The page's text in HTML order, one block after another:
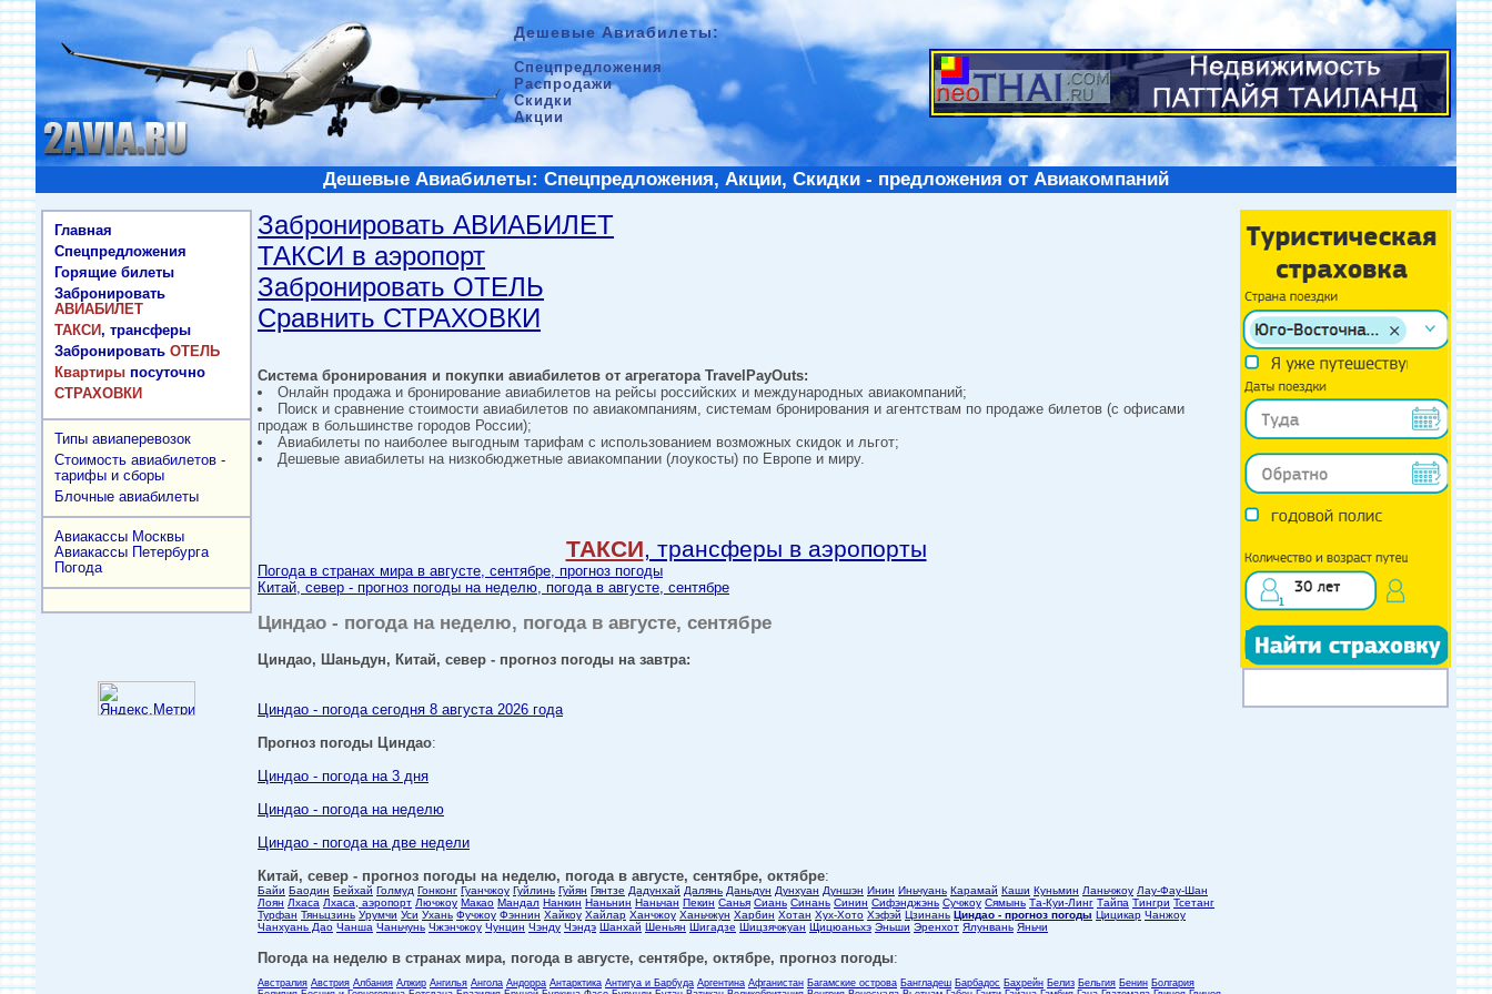
Дешевые Авиабилеты:
Спецпредложения
Распродажи
Скидки
Акции
Дешевые Авиабилеты: Спецпредложения, Акции, Скидки - предложения от Авиакомпаний
Главная
Спецпредложения
Горящие билеты
Забронировать
АВИАБИЛЕТ
ТАКСИ, трансферы
Забронировать ОТЕЛЬ
Квартиры посуточно
СТРАХОВКИ
Типы авиаперевозок
Стоимость авиабилетов -
тарифы и сборы
Блочные авиабилеты
Авиакассы Москвы
Авиакассы Петербурга
Погода
Забронировать АВИАБИЛЕТ
ТАКСИ в аэропорт
Забронировать ОТЕЛЬ
Сравнить СТРАХОВКИ
Система бронирования и покупки авиабилетов от агрегатора TravelPayOuts:
Онлайн продажа и бронирование авиабилетов на рейсы российских и международных авиакомпаний;
Поиск и сравнение стоимости авиабилетов по авиакомпаниям, системам бронирования и агентствам по продаже билетов (с офисами
продаж в большинстве городов России);
Авиабилеты по наиболее выгодным тарифам с использованием возможных скидок и льгот;
Дешевые авиабилеты на низкобюджетные авиакомпании (лоукосты) по Европе и миру.
ТАКСИ, трансферы в аэропорты
Погода в странах мира в августе, сентябре, прогноз погоды
Китай, север - прогноз погоды на неделю, погода в августе, сентябре
Циндао - погода на неделю, погода в августе, сентябре
Циндао, Шаньдун, Китай, север - прогноз погоды на завтра:
Циндао - погода сегодня 8 августа 2026 года
Прогноз погоды Циндао:
Циндао - погода на 3 дня
Циндао - погода на неделю
Циндао - погода на две недели
Китай, север - прогноз погоды на неделю, погода в августе, сентябре, октябре:
Байи Баодин Бейхай Голмуд Гонконг Гуанчжоу Гуйлинь Гуйян Гянтзе Дадунхай Далянь Даньдун Дунхуан Дуншэн Инин Иньчуань Карамай Каши Куньмин Ланьчжоу Лау-Фау-Шан
Лоян Лхаса Лхаса, аэропорт Лючжоу Макао Мандал Нанкин Наньнин Наньчан Пекин Санья Сиань Синань Синин Сифэнджэнь Сучжоу Сямынь Та-Куи-Линг Тайпа Тингри Тсетанг
Турфан Тяньцзинь Урумчи Уси Ухань Фучжоу Фэннин Хайкоу Хайлар Ханчжоу Ханьчжун Харбин Хотан Хух-Хото Хэфэй Цзинань Циндао - прогноз погоды Цицикар Чанжоу
Чанхуань Дао Чанша Чаньчунь Чжэнчжоу Чунцин Чэнду Чэндэ Шанхай Шеньян Шигадзе Шицзячжуан Щицюаньхэ Эньши Эренхот Ялунвань Яньчи
Погода на неделю в странах мира, погода в августе, сентябре, октябре, прогноз погоды:
Австралия Австрия Албания Алжир Ангилья Ангола Андорра Антарктика Антигуа и Барбуда Аргентина Афганистан Багамские острова Бангладеш Барбадос Бахрейн Белиз Бельгия Бенин Болгария